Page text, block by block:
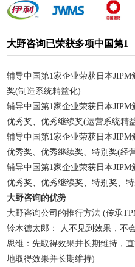
大野咨询已荣获多项中国第1
辅导中国第1家企业荣获日本
奖(制造系统精益化)
辅导中国第1家企业荣获日本
优秀奖、优秀继续奖(运营系统精
辅导中国第1家企业荣获日本
优秀奖、优秀继续奖、特别奖(经
辅导中国第1家企业荣获日本
优秀奖、优秀继续奖、特别奖、
大野咨询的优势
大野咨询公司的推行方法 (传承
铃木德太郎： 人不见到效果，不
思维：先取得效果并长期维持，
地取得效果并长期维持)